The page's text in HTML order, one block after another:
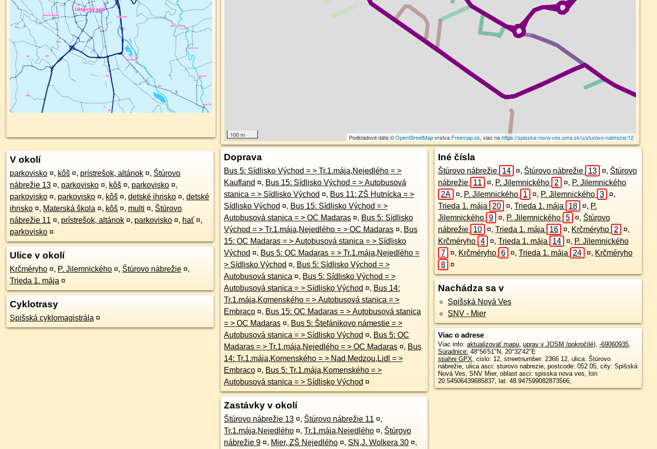
100 m Podkladové dáta ©OpenStreetMapvrstva Freemap.sk, viac nahttps://spisska-nova-ves.oma.sk/u/sturovo-nabrezie/12
V okolí
parkovisko ¤, kôš ¤, prístrešok, altánok ¤, Štúrovo
nábrežie 13 ¤, parkovisko ¤, kôš ¤, parkovisko ¤,
parkovisko ¤, parkovisko ¤, kôš ¤, detské ihrisko ¤, detské
ihrisko ¤, Materská škola ¤, kôš ¤, multi ¤, Štúrovo
nábrežie 11 ¤, prístrešok, altánok ¤, parkovisko ¤, hať ¤,
parkovisko ¤
Ulice v okolí
Krčméryho ¤, P. Jilemnického ¤, Štúrovo nábrežie ¤,
Trieda 1. mája ¤
Cyklotrasy
Spišská cyklomagistrála ¤
Doprava
Bus 5: Sídlisko Východ = > Tr.1.mája,Nejedlého = >
Kaufland ¤, Bus 15: Sídlisko Východ = > Autobusová
stanica = > Sídlisko Východ ¤, Bus 11: ZŠ Hutnícka = >
Sídlisko Východ ¤, Bus 15: Sídlisko Východ = >
Autobusová stanica = > OC Madaras ¤, Bus 5: Sídlisko
Východ = > Tr.1.mája,Nejedlého = > OC Madaras ¤, Bus
15: OC Madaras = > Autobusová stanica = > Sídlisko
Východ ¤, Bus 5: OC Madaras = > Tr.1.mája,Nejedlého =
> Sídlisko Východ ¤, Bus 5: Sídlisko Východ = >
Autobusová stanica ¤, Bus 5: Sídlisko Východ = >
Autobusová stanica = > Sídlisko Východ ¤, Bus 14:
Tr.1.mája,Komenského = > Autobusová stanica = >
Embraco ¤, Bus 15: OC Madaras = > Autobusová stanica
= > OC Madaras ¤, Bus 5: Štefánikovo námestie = >
Autobusová stanica = > Sídlisko Východ ¤, Bus 5: OC
Madaras = > Tr.1.mája,Nejedlého = > OC Madaras ¤, Bus
14: Tr.1.mája,Komenského = > Nad Medzou,Lidl = >
Embraco ¤, Bus 5: Tr.1.mája,Komenského = >
Autobusová stanica = > Sídlisko Východ ¤
Zastávky v okolí
Štúrovo nábrežie 13 ¤, Štúrovo nábrežie 11 ¤,
Tr.1.mája,Nejedlého ¤, Tr.1.mája,Nejedlého ¤, Štúrovo
nábrežie 9 ¤, Mier, ZŠ Nejedlého ¤, SN,J. Wolkera 30 ¤,
Iné čísla
Štúrovo nábrežie 14 ¤, Štúrovo nábrežie 13 ¤, Štúrovo
nábrežie
11 ¤, P. Jilemnického 2 ¤, P. Jilemnického
2A
¤, P. Jilemnického 1 ¤, P. Jilemnického 3 ¤,
Trieda 1. mája
20 ¤, Trieda 1. mája 18 ¤, P.
Jilemnického 9 ¤, P. Jilemnického 5 ¤, Štúrovo
nábrežie
10 ¤, Trieda 1. mája 16 ¤, Krčméryho 2 ¤,
Krčméryho 4 ¤, Trieda 1. mája 14 ¤, P. Jilemnického
7
¤, Krčméryho 6 ¤, Trieda 1. mája 24 ¤, Krčméryho
8
¤
Nachádza sa v
Spišská Nová Ves
SNV - Mier
Viac o adrese
Viac info: aktualizovať mapu, uprav v JOSM (pokročilé), -69060935,
Súradnice: 48°56'51"N, 20°32'42"E
stiahni GPX, cislo: 12, streetnumber: 2366 12, ulica: Štúrovo
nábrežie, ulica asci: sturovo nabrezie, postcode: 052 05, city: Spišská
Nová Ves, SNV Mier, oblast asci: spisska nova ves, lon:
20.54506439685837, lat: 48.947599082873566,